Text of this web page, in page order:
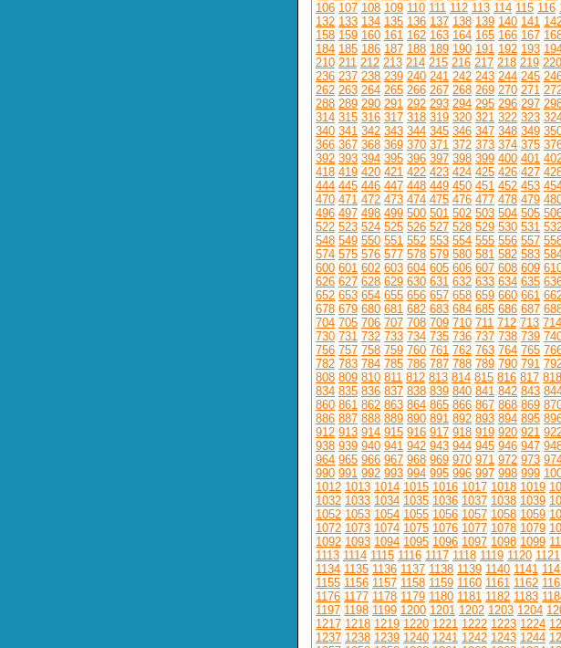
106 107 108 109 110 111 112 113 114 115 116
132 133 134 135 136 137 138 139 140 141
158 159 160 161 162 163 164 165 166 167
184 185 186 187 188 189 190 191 192 193
210 211 212 213 214 215 216 217 218 219 220
236 237 238 239 240 241 242 243 244 245
262 263 264 265 266 267 268 269 270 271
288 289 290 291 292 293 294 295 296 297
314 315 316 317 318 319 320 321 322 323
340 341 342 343 344 345 346 347 348 349
366 367 368 369 370 371 372 373 374 375
392 393 394 395 396 397 398 399 400 401
418 419 420 421 422 423 424 425 426 427
444 445 446 447 448 449 450 451 452 453
470 471 472 473 474 475 476 477 478 479
496 497 498 499 500 501 502 503 504 505
522 523 524 525 526 527 528 529 530 531
548 549 550 551 552 553 554 555 556 557
574 575 576 577 578 579 580 581 582 583
600 601 602 603 604 605 606 607 608 609
626 627 628 629 630 631 632 633 634 635
652 653 654 655 656 657 658 659 660 661
678 679 680 681 682 683 684 685 686 687
704 705 706 707 708 709 710 711 712 713 714
730 731 732 733 734 735 736 737 738 739
756 757 758 759 760 761 762 763 764 765
782 783 784 785 786 787 788 789 790 791
808 809 810 811 812 813 814 815 816 817 818
834 835 836 837 838 839 840 841 842 843
860 861 862 863 864 865 866 867 868 869
886 887 888 889 890 891 892 893 894 895
912 913 914 915 916 917 918 919 920 921
938 939 940 941 942 943 944 945 946 947
964 965 966 967 968 969 970 971 972 973
990 991 992 993 994 995 996 997 998 999
1012 1013 1014 1015 1016 1017 1018 1019
1032 1033 1034 1035 1036 1037 1038 1039
1052 1053 1054 1055 1056 1057 1058 1059
1072 1073 1074 1075 1076 1077 1078 1079
1092 1093 1094 1095 1096 1097 1098 1099
1113 1114 1115 1116 1117 1118 1119 1120 1121
1134 1135 1136 1137 1138 1139 1140 1141
1155 1156 1157 1158 1159 1160 1161 1162
1176 1177 1178 1179 1180 1181 1182 1183
1197 1198 1199 1200 1201 1202 1203 1204
1217 1218 1219 1220 1221 1222 1223 1224
1237 1238 1239 1240 1241 1242 1243 1244